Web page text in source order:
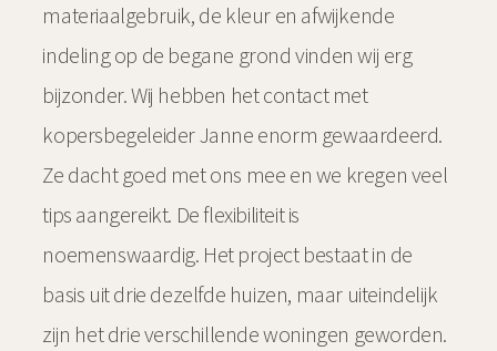
materiaalgebruik, de kleur en afwijkende
indeling op de begane grond vinden wij erg
bijzonder. Wij hebben het contact met
kopersbegeleider Janne enorm gewaardeerd.
Ze dacht goed met ons mee en we kregen veel
tips aangereikt. De flexibiliteit is
noemenswaardig. Het project bestaat in de
basis uit drie dezelfde huizen, maar uiteindelijk
zijn het drie verschillende woningen geworden.